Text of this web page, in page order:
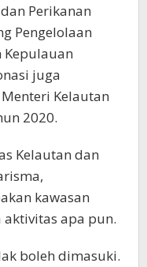
Perikanan
Pengelolaan
Kepulauan
juga
Kelautan
2020.
Kelautan dan
kawasan
apa pun.
boleh dimasuki.